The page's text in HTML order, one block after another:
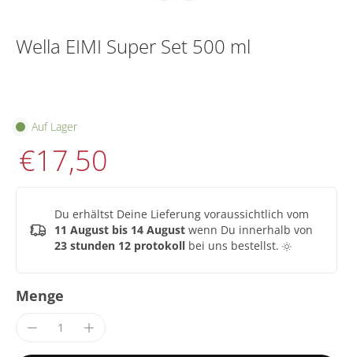
Wella EIMI Super Set 500 ml
Auf Lager
€17,50
Du erhältst Deine Lieferung voraussichtlich vom
11 August bis 14 August wenn Du innerhalb von
23 stunden 12 protokoll bei uns bestellst.
Menge